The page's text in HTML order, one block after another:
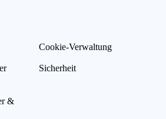
&
Cookie-Verwaltung
Sicherheit